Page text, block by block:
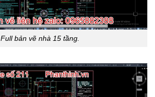
Full bản vẽ nhà 15 tầng.